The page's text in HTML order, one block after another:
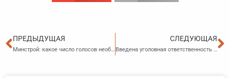
Пред
ПРЕДЫДУЩАЯ
Минстрой: какое число голосов необходимо для принятия решения на общем собрании
СЛЕДУЮЩАЯ
Введена уголовная ответственность за осквернение захоронений жертв геноцида народа СССР